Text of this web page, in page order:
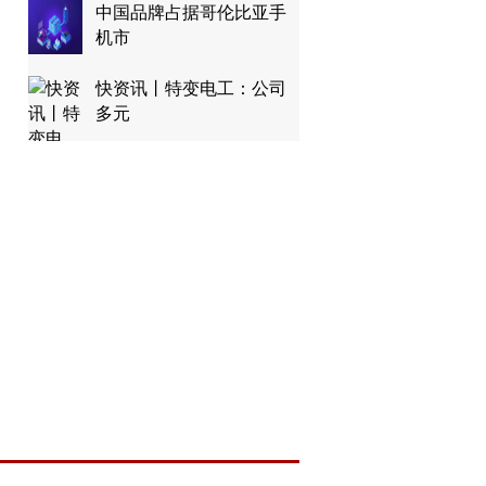
中国品牌占据哥伦比亚手
机市
快资讯丨特变电工：公司
多元